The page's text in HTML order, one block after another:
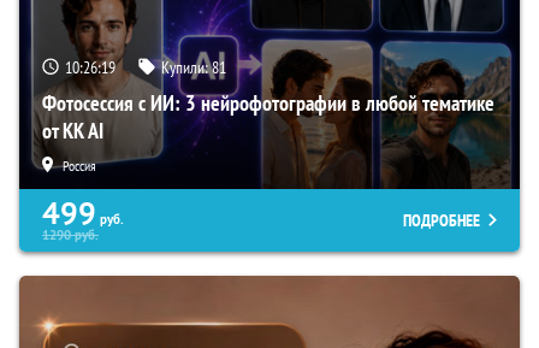
10:26:18 Купили:81
Фотосессия с ИИ: 3 нейрофотографии в любой тематике
от KK AI
Россия
499 руб.
1290руб.
ПОДРОБНЕЕ